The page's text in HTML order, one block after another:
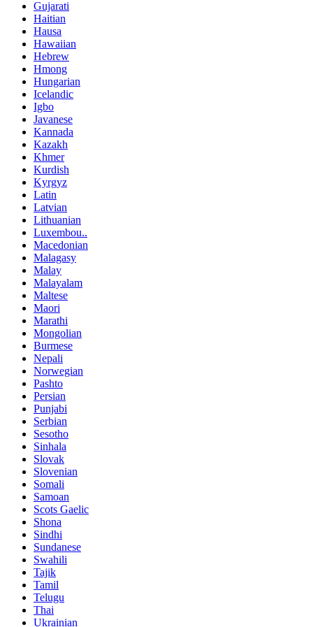
Gujarati
Haitian
Hausa
Hawaiian
Hebrew
Hmong
Hungarian
Icelandic
Igbo
Javanese
Kannada
Kazakh
Khmer
Kurdish
Kyrgyz
Latin
Latvian
Lithuanian
Luxembou..
Macedonian
Malagasy
Malay
Malayalam
Maltese
Maori
Marathi
Mongolian
Burmese
Nepali
Norwegian
Pashto
Persian
Punjabi
Serbian
Sesotho
Sinhala
Slovak
Slovenian
Somali
Samoan
Scots Gaelic
Shona
Sindhi
Sundanese
Swahili
Tajik
Tamil
Telugu
Thai
Ukrainian